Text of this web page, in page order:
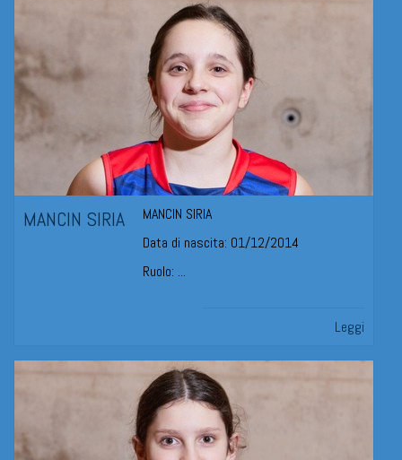
MANCIN SIRIA
MANCIN SIRIA
Data di nascita: 01/12/2014
Ruolo: ...
Leggi